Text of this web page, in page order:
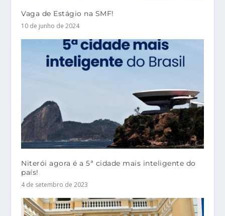
Vaga de Estágio na SMF!
10 de junho de 2024
Niterói agora é a 5ª cidade mais inteligente do
país!
4 de setembro de 2023